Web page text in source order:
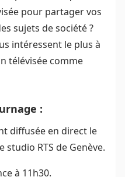
pour partager vos
sujets de société ?
intéressent le plus à
télévisée comme
:
diffusée en direct le
studio RTS de Genève.
à 11h30.